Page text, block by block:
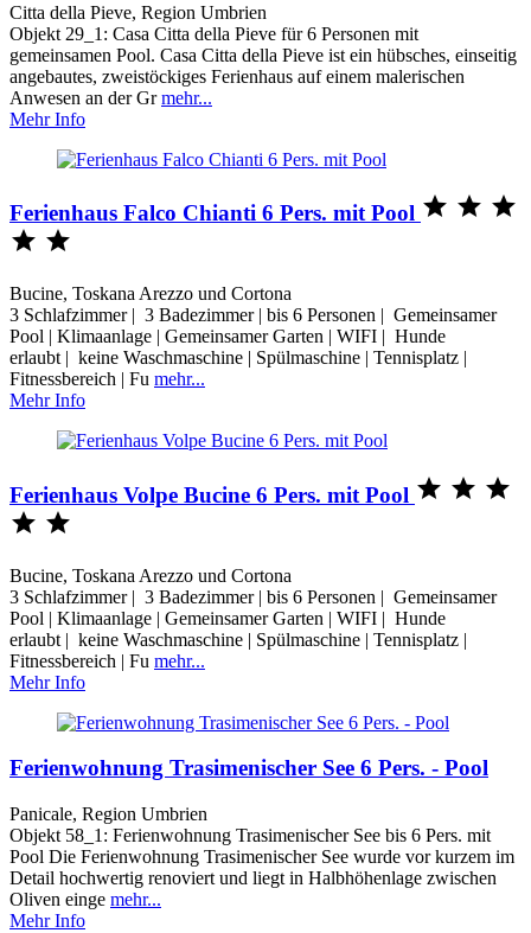
Citta della Pieve, Region Umbrien
Objekt 29_1: Casa Citta della Pieve für 6 Personen mit
gemeinsamen Pool. Casa Citta della Pieve ist ein hübsches, einseitig
angebautes, zweistöckiges Ferienhaus auf einem malerischen
Anwesen an der Grmehr...
Mehr Info
Ferienhaus Falco Chianti 6 Pers. mit Pool   
 
Bucine, Toskana Arezzo und Cortona
3 Schlafzimmer | 3 Badezimmer | bis 6 Personen | Gemeinsamer
Pool | Klimaanlage | Gemeinsamer Garten | WIFI | Hunde
erlaubt | keine Waschmaschine | Spülmaschine | Tennisplatz |
Fitnessbereich | Fu mehr...
Mehr Info
Ferienhaus Volpe Bucine 6 Pers. mit Pool   
 
Bucine, Toskana Arezzo und Cortona
3 Schlafzimmer | 3 Badezimmer | bis 6 Personen | Gemeinsamer
Pool | Klimaanlage | Gemeinsamer Garten | WIFI | Hunde
erlaubt | keine Waschmaschine | Spülmaschine | Tennisplatz |
Fitnessbereich | Fu mehr...
Mehr Info
Ferienwohnung Trasimenischer See 6 Pers. - Pool
Panicale, Region Umbrien
Objekt 58_1: Ferienwohnung Trasimenischer See bis 6 Pers. mit
Pool Die Ferienwohnung Trasimenischer See wurde vor kurzem im
Detail hochwertig renoviert und liegt in Halbhöhenlage zwischen
Oliven einge mehr...
Mehr Info